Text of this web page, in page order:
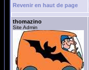
Revenir en haut de page
thomazino
Site Admin